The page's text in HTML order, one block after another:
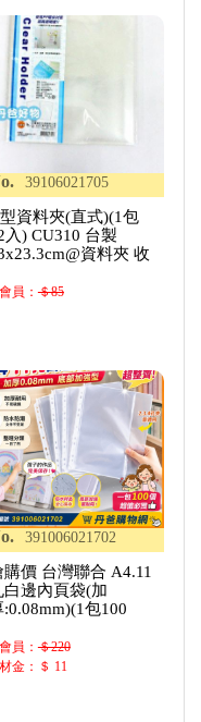
39106021705
資料夾(直式)(1包
入) CU310 台製
資料夾 收
員：＄85
391006021702
購價 台灣聯合 A4.11
白邊內頁袋(加
:0.08mm)(1包100
員：＄220
金：＄ 11